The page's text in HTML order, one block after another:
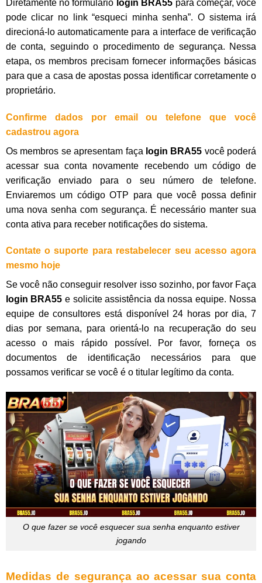
Diretamente no formulário login BRA55 para começar, você
pode clicar no link “esqueci minha senha”. O sistema irá
direcioná-lo automaticamente para a interface de verificação
de conta, seguindo o procedimento de segurança. Nessa
etapa, os membros precisam fornecer informações básicas
para que a casa de apostas possa identificar corretamente o
proprietário.
Confirme dados por email ou telefone que você
cadastrou agora
Os membros se apresentam faça login BRA55 você poderá
acessar sua conta novamente recebendo um código de
verificação enviado para o seu número de telefone.
Enviaremos um código OTP para que você possa definir
uma nova senha com segurança. É necessário manter sua
conta ativa para receber notificações do sistema.
Contate o suporte para restabelecer seu acesso agora
mesmo hoje
Se você não conseguir resolver isso sozinho, por favor Faça
login BRA55 e solicite assistência da nossa equipe. Nossa
equipe de consultores está disponível 24 horas por dia, 7
dias por semana, para orientá-lo na recuperação do seu
acesso o mais rápido possível. Por favor, forneça os
documentos de identificação necessários para que
possamos verificar se você é o titular legítimo da conta.
O que fazer se você esquecer sua senha enquanto estiver
jogando
Medidas de segurança ao acessar sua conta